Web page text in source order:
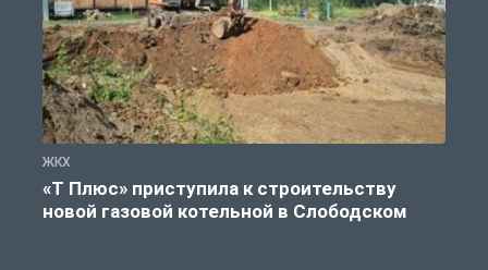
ЖКХ
«Т Плюс» приступила к строительству
новой газовой котельной в Слободском